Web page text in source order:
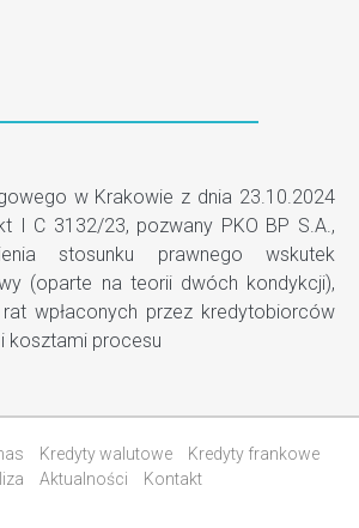
w Krakowie z dnia 23.10.2024
I C 3132/23, pozwany PKO BP S.A.,
stosunku prawnego wskutek
(oparte na teorii dwóch kondykcji),
wpłaconych przez kredytobiorców
kosztami procesu
Kredyty walutowe
Kredyty frankowe
Aktualności Kontakt